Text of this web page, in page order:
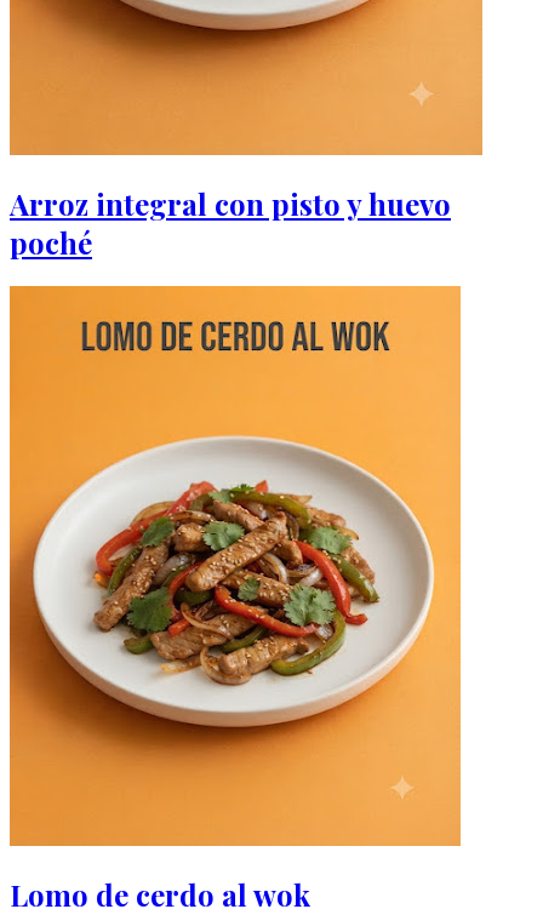
Arroz integral con pisto y huevo
poché
Lomo de cerdo al wok